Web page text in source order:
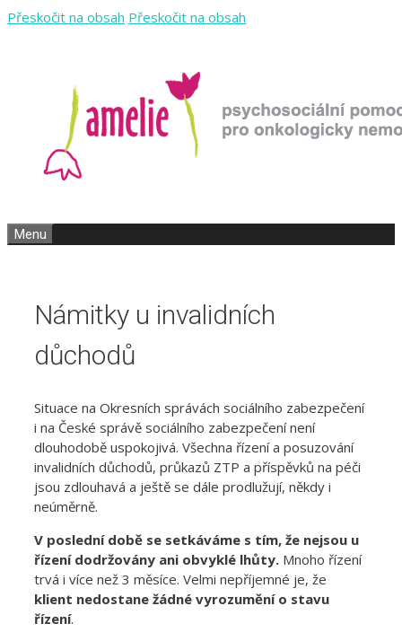
Přeskočit na obsah Přeskočit na obsah
Menu
Námitky u invalidních
důchodů
Situace na Okresních správách sociálního zabezpečení
i na České správě sociálního zabezpečení není
dlouhodobě uspokojivá. Všechna řízení a posuzování
invalidních důchodů, průkazů ZTP a příspěvků na péči
jsou zdlouhavá a ještě se dále prodlužují, někdy i
neúměrně.
V poslední době se setkáváme s tím, že nejsou u
řízení dodržovány ani obvyklé lhůty. Mnoho řízení
trvá i více než 3 měsíce. Velmi nepříjemné je, že
klient nedostane žádné vyrozumění o stavu
řízení.